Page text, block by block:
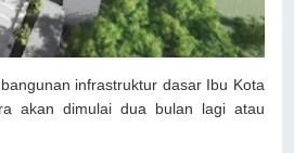
infrastruktur dasar Ibu Kota
akan dimulai dua bulan lagi atau